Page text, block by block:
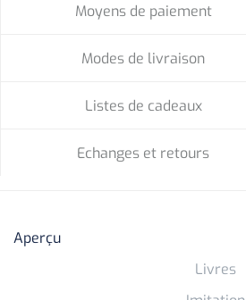
Moyens de paiement
Modes de livraison
Listes de cadeaux
Echanges et retours
Aperçu
Livres